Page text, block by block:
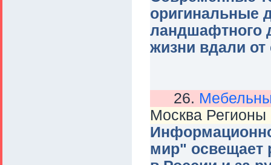
оригинальные
ландшафтного
жизни вдали от
26.
Москва Регионы
мир" освещает